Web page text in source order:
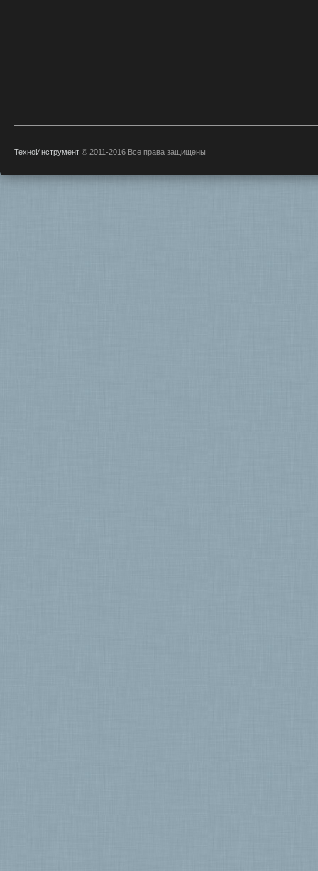
ТехноИнструмент © 2011-2016 Все права защищены